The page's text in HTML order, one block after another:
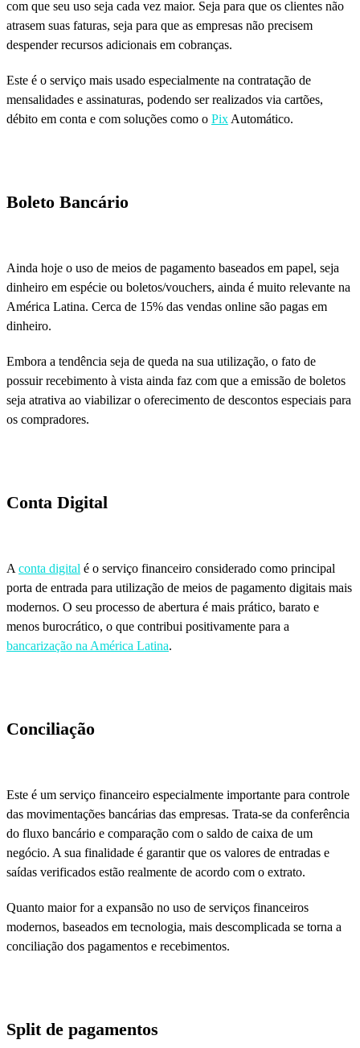
com que seu uso seja cada vez maior. Seja para que os clientes não
atrasem suas faturas, seja para que as empresas não precisem
despender recursos adicionais em cobranças.
Este é o serviço mais usado especialmente na contratação de
mensalidades e assinaturas, podendo ser realizados via cartões,
débito em conta e com soluções como o Pix Automático.
Boleto Bancário
Ainda hoje o uso de meios de pagamento baseados em papel, seja
dinheiro em espécie ou boletos/vouchers, ainda é muito relevante na
América Latina. Cerca de 15% das vendas online são pagas em
dinheiro.
Embora a tendência seja de queda na sua utilização, o fato de
possuir recebimento à vista ainda faz com que a emissão de boletos
seja atrativa ao viabilizar o oferecimento de descontos especiais para
os compradores.
Conta Digital
A conta digital é o serviço financeiro considerado como principal
porta de entrada para utilização de meios de pagamento digitais mais
modernos. O seu processo de abertura é mais prático, barato e
menos burocrático, o que contribui positivamente para a
bancarização na América Latina.
Conciliação
Este é um serviço financeiro especialmente importante para controle
das movimentações bancárias das empresas. Trata-se da conferência
do fluxo bancário e comparação com o saldo de caixa de um
negócio. A sua finalidade é garantir que os valores de entradas e
saídas verificados estão realmente de acordo com o extrato.
Quanto maior for a expansão no uso de serviços financeiros
modernos, baseados em tecnologia, mais descomplicada se torna a
conciliação dos pagamentos e recebimentos.
Split de pagamentos